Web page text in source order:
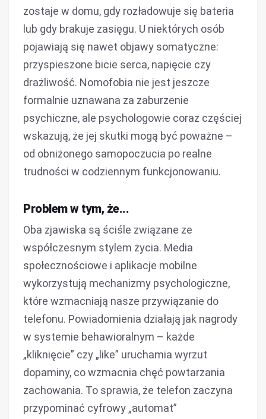
zostaje w domu, gdy rozładowuje się bateria
lub gdy brakuje zasięgu. U niektórych osób
pojawiają się nawet objawy somatyczne:
przyspieszone bicie serca, napięcie czy
drażliwość. Nomofobia nie jest jeszcze
formalnie uznawana za zaburzenie
psychiczne, ale psychologowie coraz częściej
wskazują, że jej skutki mogą być poważne –
od obniżonego samopoczucia po realne
trudności w codziennym funkcjonowaniu.
Problem w tym, że...
Oba zjawiska są ściśle związane ze
współczesnym stylem życia. Media
społecznościowe i aplikacje mobilne
wykorzystują mechanizmy psychologiczne,
które wzmacniają nasze przywiązanie do
telefonu. Powiadomienia działają jak nagrody
w systemie behawioralnym – każde
„kliknięcie” czy „like” uruchamia wyrzut
dopaminy, co wzmacnia chęć powtarzania
zachowania. To sprawia, że telefon zaczyna
przypominać cyfrowy „automat”